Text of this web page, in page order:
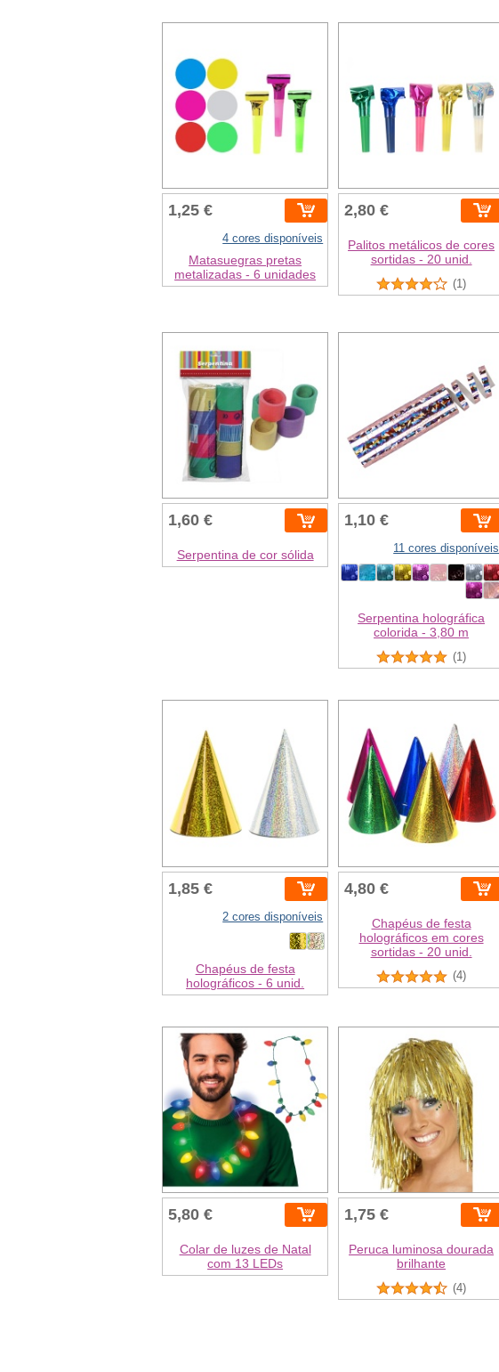
1,25 €
4 cores disponíveis
Matasuegras pretas
metalizadas - 6 unidades
2,80 €
Palitos metálicos de cores
sortidas - 20 unid.
(1)
1,60 €
Serpentina de cor sólida
1,10 €
11 cores disponíveis
Serpentina holográfica
colorida - 3,80 m
(1)
1,85 €
2 cores disponíveis
Chapéus de festa
holográficos - 6 unid.
4,80 €
Chapéus de festa
holográficos em cores
sortidas - 20 unid.
(4)
5,80 €
Colar de luzes de Natal
com 13 LEDs
1,75 €
Peruca luminosa dourada
brilhante
(4)